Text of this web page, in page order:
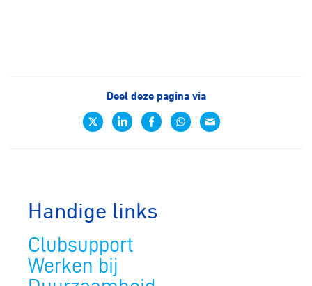
Deel deze pagina via
Handige links
Clubsupport
Werken bij